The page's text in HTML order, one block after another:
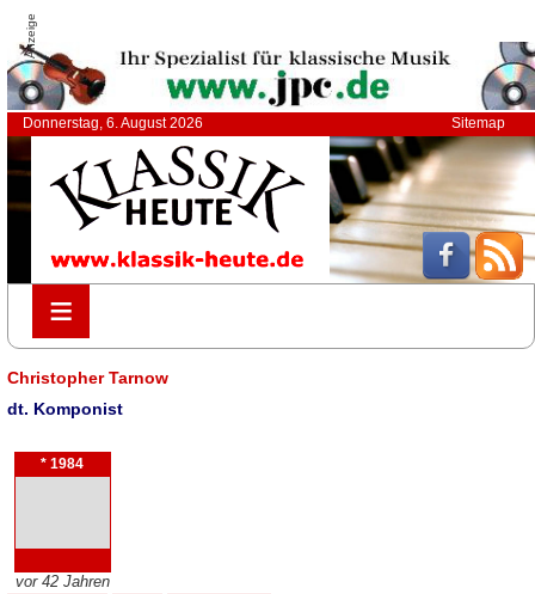
Anzeige
Donnerstag, 6. August 2026 Sitemap
≡
≡
Christopher Tarnow
dt. Komponist
* 1984
vor 42 Jahren